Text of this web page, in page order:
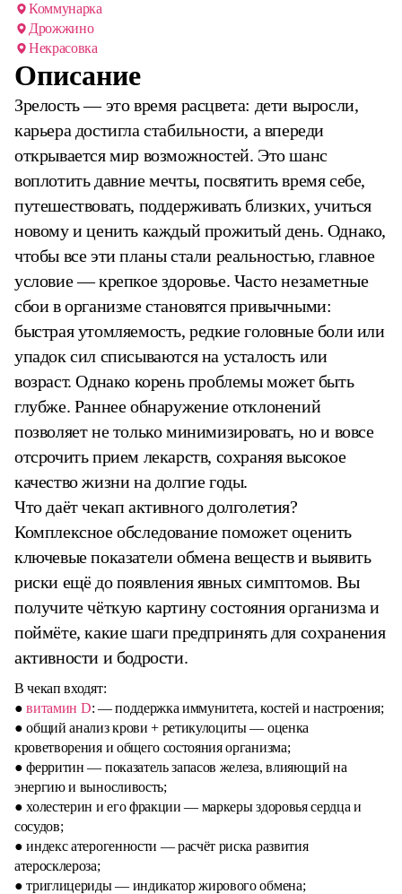
Коммунарка
Дрожжино
Некрасовка
Описание
Зрелость — это время расцвета: дети выросли,
карьера достигла стабильности, а впереди
открывается мир возможностей. Это шанс
воплотить давние мечты, посвятить время себе,
путешествовать, поддерживать близких, учиться
новому и ценить каждый прожитый день. Однако,
чтобы все эти планы стали реальностью, главное
условие — крепкое здоровье. Часто незаметные
сбои в организме становятся привычными:
быстрая утомляемость, редкие головные боли или
упадок сил списываются на усталость или
возраст. Однако корень проблемы может быть
глубже. Раннее обнаружение отклонений
позволяет не только минимизировать, но и вовсе
отсрочить прием лекарств, сохраняя высокое
качество жизни на долгие годы.
Что даёт чекап активного долголетия?
Комплексное обследование поможет оценить
ключевые показатели обмена веществ и выявить
риски ещё до появления явных симптомов. Вы
получите чёткую картину состояния организма и
поймёте, какие шаги предпринять для сохранения
активности и бодрости.
В чекап входят:
●витамин D: — поддержка иммунитета, костей и настроения;
● общий анализ крови + ретикулоциты — оценка
кроветворения и общего состояния организма;
● ферритин — показатель запасов железа, влияющий на
энергию и выносливость;
● холестерин и его фракции — маркеры здоровья сердца и
сосудов;
● индекс атерогенности — расчёт риска развития
атеросклероза;
● триглицериды — индикатор жирового обмена;